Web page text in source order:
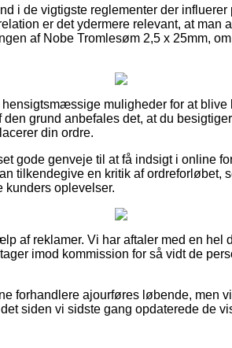
i de vigtigste reglementer der
er det ydermere relevant, at man
af Nobe Tromlesøm 2,5 x 25mm,
muligheder for at blive
grund anbefales det, at du
din ordre.
gode genveje til at få indsigt i online
tilkendegive en kritik af ordreforløbet,
kunders oplevelser.
af reklamer. Vi har aftaler med en hel
imod kommission for så vidt de
forhandlere ajourføres løbende, men
siden vi sidste gang opdaterede de